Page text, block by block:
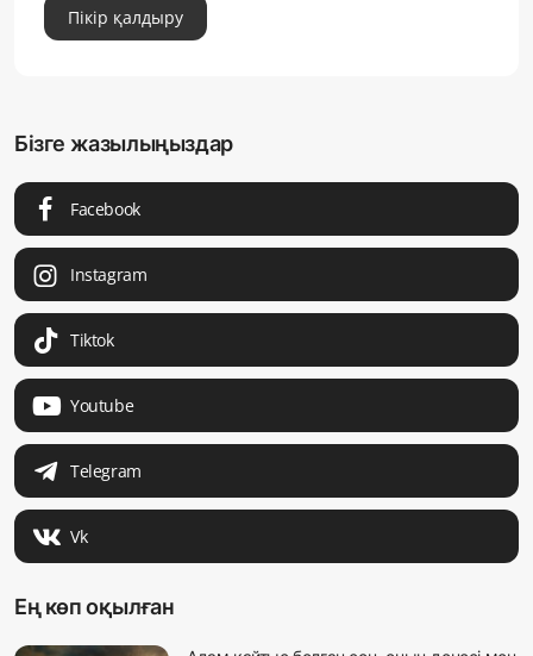
Пікір қалдыру
Бізге жазылыңыздар
Facebook
Instagram
Tiktok
Youtube
Telegram
Vk
Ең көп оқылған